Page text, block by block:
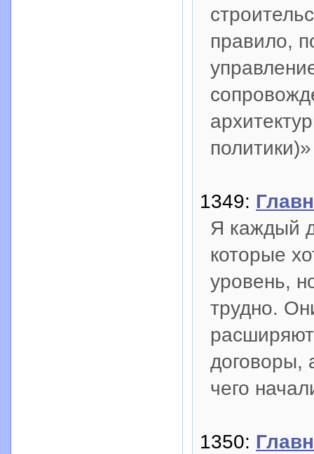
правило,
политики)»
1349:
Я каждый
которые
уровень,
трудно.
договоры,
чего
1350: